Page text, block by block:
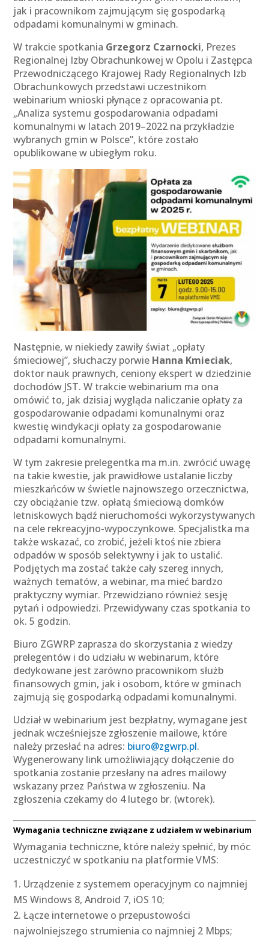
jak i pracownikom zajmującym się gospodarką
odpadami komunalnymi w gminach.
W trakcie spotkania Grzegorz Czarnocki, Prezes
Regionalnej Izby Obrachunkowej w Opolu i Zastępca
Przewodniczącego Krajowej Rady Regionalnych Izb
Obrachunkowych przedstawi uczestnikom
webinarium wnioski płynące z opracowania pt.
„Analiza systemu gospodarowania odpadami
komunalnymi w latach 2019–2022 na przykładzie
wybranych gmin w Polsce”, które zostało
opublikowane w ubiegłym roku.
Następnie, w niekiedy zawiły świat „opłaty
śmieciowej”, słuchaczy porwie Hanna Kmieciak,
doktor nauk prawnych, ceniony ekspert w dziedzinie
dochodów JST. W trakcie webinarium ma ona
omówić to, jak dzisiaj wygląda naliczanie opłaty za
gospodarowanie odpadami komunalnymi oraz
kwestię windykacji opłaty za gospodarowanie
odpadami komunalnymi.
W tym zakresie prelegentka ma m.in. zwrócić uwagę
na takie kwestie, jak prawidłowe ustalanie liczby
mieszkańców w świetle najnowszego orzecznictwa,
czy obciążanie tzw. opłatą śmieciową domków
letniskowych bądź nieruchomości wykorzystywanych
na cele rekreacyjno-wypoczynkowe. Specjalistka ma
także wskazać, co zrobić, jeżeli ktoś nie zbiera
odpadów w sposób selektywny i jak to ustalić.
Podjętych ma zostać także cały szereg innych,
ważnych tematów, a webinar, ma mieć bardzo
praktyczny wymiar. Przewidziano również sesję
pytań i odpowiedzi. Przewidywany czas spotkania to
ok. 5 godzin.
Biuro ZGWRP zaprasza do skorzystania z wiedzy
prelegentów i do udziału w webinarum, które
dedykowane jest zarówno pracownikom służb
finansowych gmin, jak i osobom, które w gminach
zajmują się gospodarką odpadami komunalnymi.
Udział w webinarium jest bezpłatny, wymagane jest
jednak wcześniejsze zgłoszenie mailowe, które
należy przesłać na adres: biuro@zgwrp.pl.
Wygenerowany link umożliwiający dołączenie do
spotkania zostanie przesłany na adres mailowy
wskazany przez Państwa w zgłoszeniu. Na
zgłoszenia czekamy do 4 lutego br. (wtorek).
Wymagania techniczne związane z udziałem w webinarium
Wymagania techniczne, które należy spełnić, by móc
uczestniczyć w spotkaniu na platformie VMS:
Urządzenie z systemem operacyjnym co najmniej
MS Windows 8, Android 7, iOS 10;
Łącze internetowe o przepustowości
najwolniejszego strumienia co najmniej 2 Mbps;